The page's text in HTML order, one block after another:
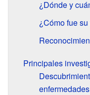
¿Dónde y
¿Cómo fue
Principales
enfermedades